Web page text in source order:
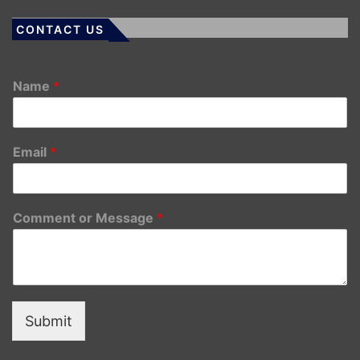
CONTACT US
Name *
Email *
Comment or Message *
Submit